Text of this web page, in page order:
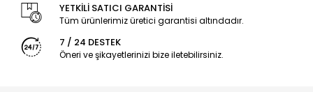
YETKİLİ SATICI GARANTİSİ
Tüm ürünlerimiz üretici garantisi altındadır.
7 / 24 DESTEK
Öneri ve şikayetlerinizi bize iletebilirsiniz.